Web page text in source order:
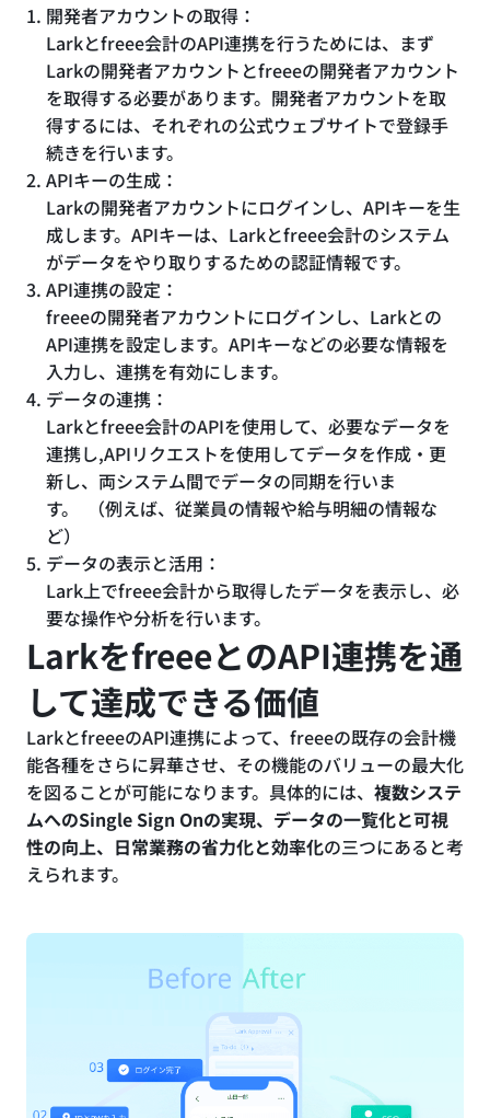
開発者アカウントの取得：
Larkとfreee会計のAPI連携を行うためには、まず
Larkの開発者アカウントとfreeeの開発者アカウント
を取得する必要があります。開発者アカウントを取
得するには、それぞれの公式ウェブサイトで登録手
続きを行います。
APIキーの生成：
Larkの開発者アカウントにログインし、APIキーを生
成します。APIキーは、Larkとfreee会計のシステム
がデータをやり取りするための認証情報です。
API連携の設定：
freeeの開発者アカウントにログインし、Larkとの
API連携を設定します。APIキーなどの必要な情報を
入力し、連携を有効にします。
データの連携：
Larkとfreee会計のAPIを使用して、必要なデータを
連携し,APIリクエストを使用してデータを作成・更
新し、両システム間でデータの同期を行いま
す。 （例えば、従業員の情報や給与明細の情報な
ど）
データの表示と活用：
Lark上でfreee会計から取得したデータを表示し、必
要な操作や分析を行います。
LarkをfreeeとのAPI連携を通
して達成できる価値
LarkとfreeeのAPI連携によって、freeeの既存の会計機
能各種をさらに昇華させ、その機能のバリューの最大化
を図ることが可能になります。具体的には、 複数システ
ムへのSingle Sign Onの実現、データの一覧化と可視
性の向上、日常業務の省力化と効率化の三つにあると考
えられます。